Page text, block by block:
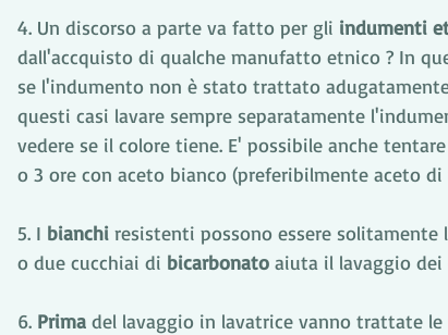
4. Un discorso a parte va fatto per gli indumenti
dall'accquisto di qualche manufatto etnico ? In
se l'indumento non è stato trattato
questi casi lavare sempre separatamente
vedere se il colore tiene. E' possibile anche
o 3 ore con aceto bianco (preferibilmente aceto
5. I bianchi resistenti possono essere solitamente
o due cucchiai di bicarbonato aiuta il lavaggio dei
6. Prima del lavaggio in lavatrice vanno trattate